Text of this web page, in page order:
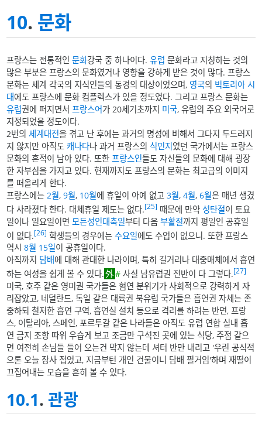
10. 문화
프랑스는 전통적인문화강국 중 하나이다.유럽 문화라고 지칭하는 것의
많은 부분은 프랑스의 문화였거나 영향을 강하게 받은 것이 많다. 프랑스
문화는 세계 각국의 지식인들의 동경의 대상이었으며, 영국의 빅토리아 시
대에도 프랑스에 문화 컴플렉스가 있을 정도였다. 그리고 프랑스 문화는
유럽권에 퍼지면서프랑스어가 20세기초까지 미국, 유럽의 주요 외국어로
지정되었을 정도이다.
2번의세계대전을 겪고 난 후에는 과거의 명성에 비해서 그다지 두드러지
지 않지만 아직도 캐나다나 과거 프랑스의 식민지였던 국가에서는 프랑스
문화의 흔적이 남아 있다. 또한프랑스인들도 자신들의 문화에 대해 굉장
한 자부심을 가지고 있다. 현재까지도 프랑스의 문화는 최고급의 이미지
를 떠올리게 한다.
프랑스에는2월,9월, 10월에 휴일이 아예 없고3월,4월,6월은 매년 생겼
다 사라졌다 한다. 대체휴일 제도는 없다.[25] 때문에 만약성탄절이 토요
일이나 일요일이면 모든성인대축일부터 다음부활절까지 평일인 공휴일
이 없다.[26] 학생들의 경우에는수요일에도 수업이 없으니. 또한 프랑스
역시8월 15일이 공휴일이다.
아직까지 담배에 대해 관대한 나라이며, 특히 길거리나 대중매체에서 흡연
하는 여성을 쉽게 볼 수 있다.
#사실 남유럽권 전반이 다 그렇다.[27]
미국, 호주 같은 영미권 국가들은 혐연 분위기가 사회적으로 강력하게 자
리잡았고, 네덜란드, 독일 같은 대륙권 북유럽 국가들은 흡연권 자체는 존
중하되 철저한 흡연 구역, 흡연실 설치 등으로 격리를 하려는 반면, 프랑
스, 이탈리아, 스페인, 포르투갈 같은 나라들은 아직도 유럽 연합 실내 흡
연 금지 조항 따위 우습게 보고 조금만 구석진 곳에 있는 식당, 주점 같으
면 여전히 손님들 들어 오는건 막지 않는데 셔터 반만 내리고 '우린 공식적
으론 오늘 장사 접었고, 지금부턴 개인 건물이니 담배 필거임'하며 재떨이
끄집어내는 모습을 흔히 볼 수 있다.
10.1.관광